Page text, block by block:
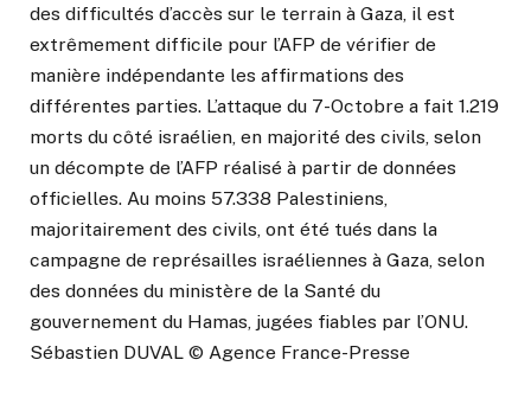
des difficultés d’accès sur le terrain à Gaza, il est
extrêmement difficile pour l’AFP de vérifier de
manière indépendante les affirmations des
différentes parties. L’attaque du 7-Octobre a fait 1.219
morts du côté israélien, en majorité des civils, selon
un décompte de l’AFP réalisé à partir de données
officielles. Au moins 57.338 Palestiniens,
majoritairement des civils, ont été tués dans la
campagne de représailles israéliennes à Gaza, selon
des données du ministère de la Santé du
gouvernement du Hamas, jugées fiables par l’ONU.
Sébastien DUVAL © Agence France-Presse